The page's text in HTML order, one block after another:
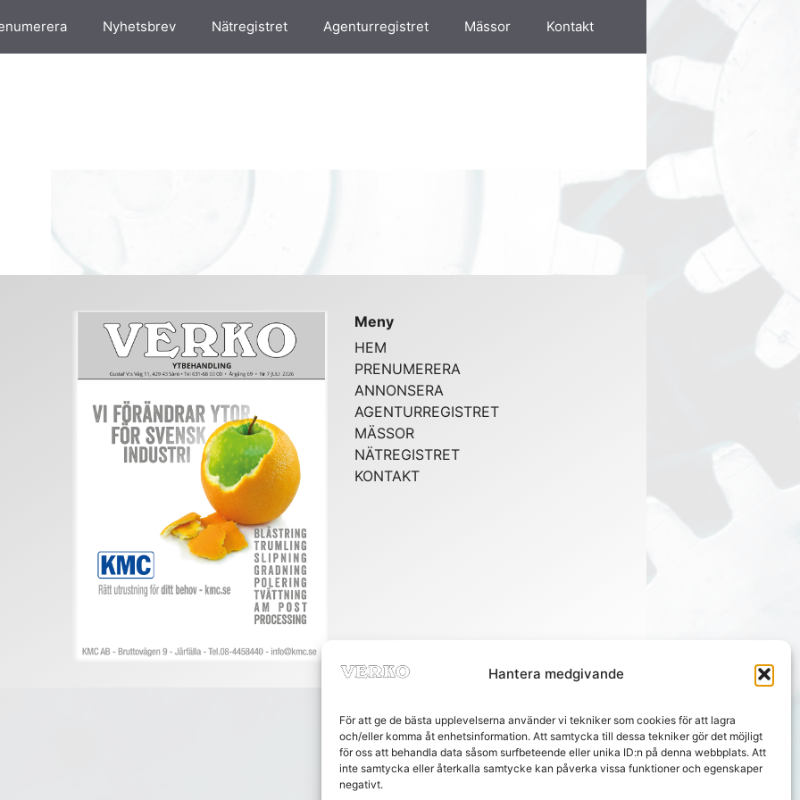
Hantera medgivande
För att ge de bästa upplevelserna använder vi tekniker som cookies för att lagra
och/eller komma åt enhetsinformation. Att samtycka till dessa tekniker gör det möjligt
för oss att behandla data såsom surfbeteende eller unika ID:n på denna webbplats. Att
inte samtycka eller återkalla samtycke kan påverka vissa funktioner och egenskaper
negativt.
Nyhetsbrev Nätregistret Agenturregistret Mässor Kontakt
Meny
HEM
PRENUMERERA
ANNONSERA
AGENTURREGISTRET
MÄSSOR
NÄTREGISTRET
KONTAKT